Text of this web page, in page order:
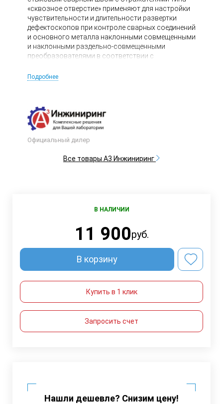
«сквозное отверстие» применяют для настройки
чувствительности и длительности развертки
дефектоскопов при контроле сварных соединений
и основного металла наклонными совмещенными
и наклонными раздельно-совмещенными
преобразователями в соответствии с
Подробнее
Официальный дилер
Все товары А3 Инжиниринг
В НАЛИЧИИ
11 900руб.
В корзину
Купить в 1 клик
Запросить счет
Нашли дешевле? Снизим цену!